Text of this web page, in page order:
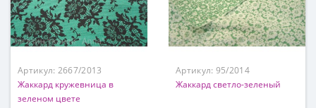
Артикул: 2667/2013
Жаккард кружевница в
зеленом цвете
Артикул: 95/2014
Жаккард светло-зеленый